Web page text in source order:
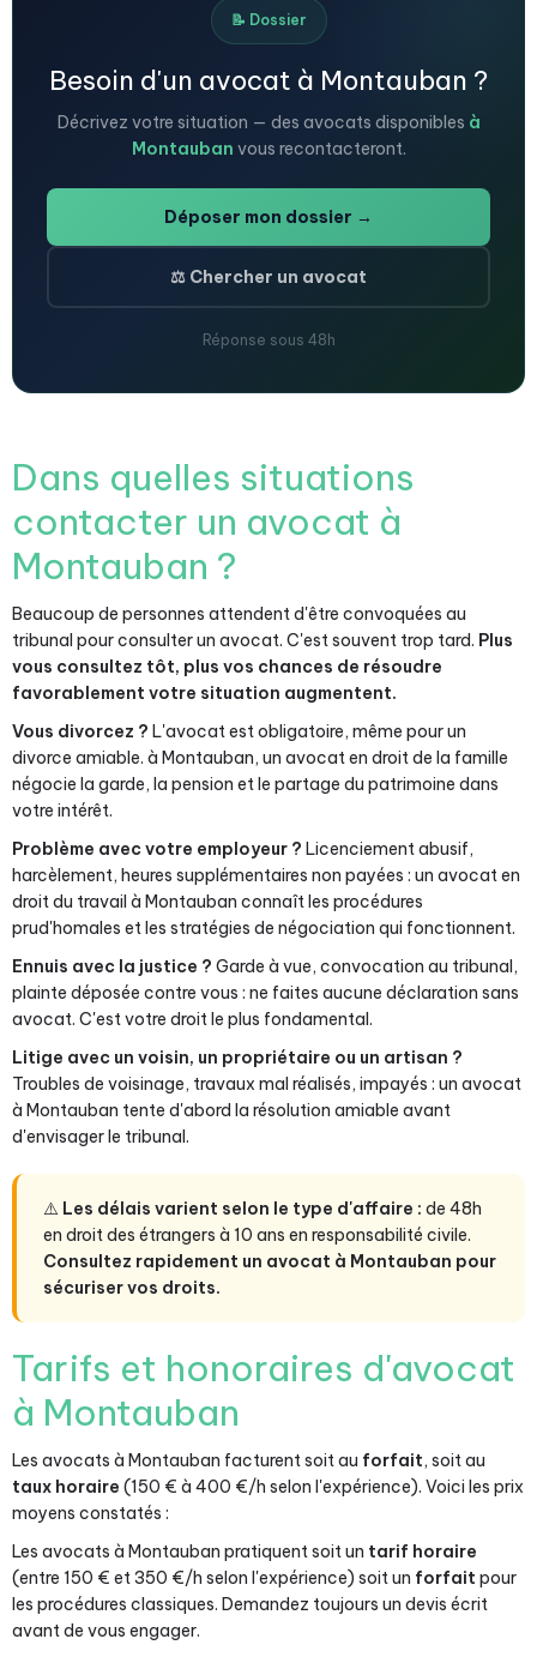
📝 Dossier
Besoin d'un avocat à Montauban ?
Décrivez votre situation — des avocats disponibles à
Montauban vous recontacteront.
Déposer mon dossier →
⚖️ Chercher un avocat
Réponse sous 48h
Dans quelles situations
contacter un avocat à
Montauban ?
Beaucoup de personnes attendent d'être convoquées au
tribunal pour consulter un avocat. C'est souvent trop tard. Plus
vous consultez tôt, plus vos chances de résoudre
favorablement votre situation augmentent.
Vous divorcez ? L'avocat est obligatoire, même pour un
divorce amiable. à Montauban, un avocat en droit de la famille
négocie la garde, la pension et le partage du patrimoine dans
votre intérêt.
Problème avec votre employeur ? Licenciement abusif,
harcèlement, heures supplémentaires non payées : un avocat en
droit du travail à Montauban connaît les procédures
prud'homales et les stratégies de négociation qui fonctionnent.
Ennuis avec la justice ? Garde à vue, convocation au tribunal,
plainte déposée contre vous : ne faites aucune déclaration sans
avocat. C'est votre droit le plus fondamental.
Litige avec un voisin, un propriétaire ou un artisan ?
Troubles de voisinage, travaux mal réalisés, impayés : un avocat
à Montauban tente d'abord la résolution amiable avant
d'envisager le tribunal.
⚠️ Les délais varient selon le type d'affaire : de 48h
en droit des étrangers à 10 ans en responsabilité civile.
Consultez rapidement un avocat à Montauban pour
sécuriser vos droits.
Tarifs et honoraires d'avocat
à Montauban
Les avocats à Montauban facturent soit au forfait, soit au
taux horaire (150 € à 400 €/h selon l'expérience). Voici les prix
moyens constatés :
Les avocats à Montauban pratiquent soit un tarif horaire
(entre 150 € et 350 €/h selon l'expérience) soit un forfait pour
les procédures classiques. Demandez toujours un devis écrit
avant de vous engager.